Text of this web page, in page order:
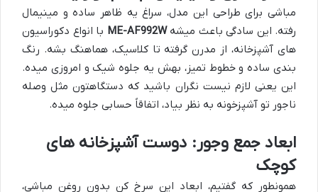
مباشی برای طراحی این مدل، سراغ یه ظاهر ساده و مینیمال
رفته. این سادگی باعث میشهME-AF992W با انواع دکوراسیون
های آشپزخانه، از مدرن گرفته تا کلاسیک، هماهنگ بشه. رنگ
بندی ساده و خطوط تمیز، بهش یه جلوه شیک و امروزی میده.
این یعنی لازم نیست نگران باشید که دستگاهتون مثل وصله
ناجور تو آشپزخونه به نظر بیاد، اتفاقاً حسابی جلوه میده.
ابعاد جمع وجور: دوست آشپزخانه های
کوچک
همونطور که گفتیم، ابعاد این سرخ کن بدون روغن مباشی،